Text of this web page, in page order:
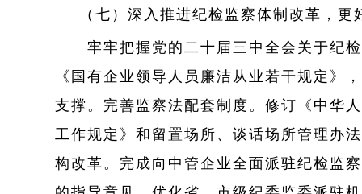
（七）深入推进纪检监察体制改革，
牢牢把握党的二十届三中全会关于纪检
《国有企业领导人员廉洁从业若干规定》
支撑。完善监察法配套制度。修订《中华
工作规定》和留置场所、谈话场所管理办
构改革。完成向中管企业全面派驻纪检监